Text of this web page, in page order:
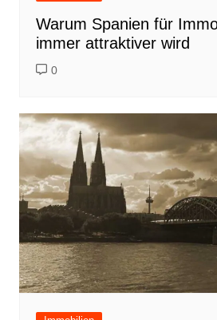
Warum Spanien für
immer attraktiver wird
0